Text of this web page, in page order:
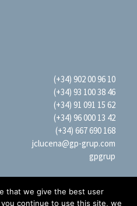
(+34) 902 00 96 10
(+34) 93 100 38 46
(+34) 91 091 15 62
(+34) 96 000 13 42
(+34) 667 690 168
jclucena@gp-grup.com
gpgrup
that we give the best user
continue to use this site, we